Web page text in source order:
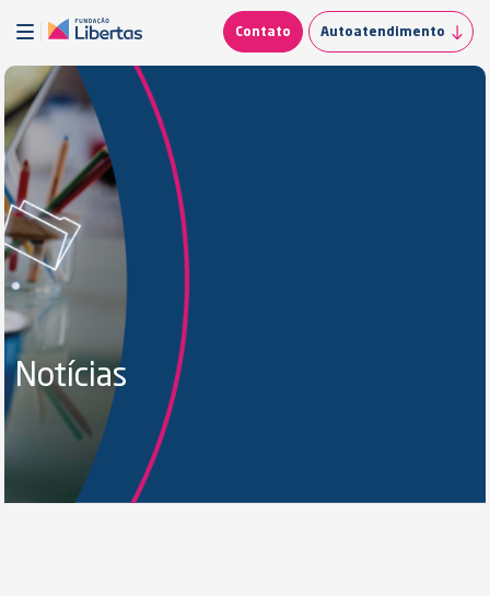
Contato Autoatendimento
Notícias